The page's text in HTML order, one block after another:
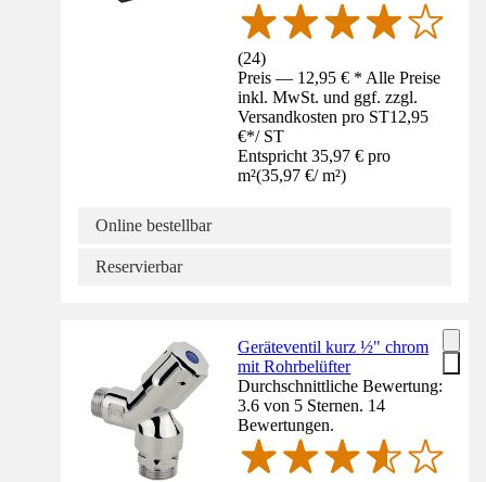
(24)
Preis — 12,95 € * Alle Preise
inkl. MwSt. und ggf. zzgl.
Versandkosten pro ST12,95
€*/ ST
Entspricht 35,97 € pro
m²(35,97 €/ m²)
Online bestellbar
Reservierbar
Geräteventil kurz ½" chrom
mit Rohrbelüfter
Durchschnittliche Bewertung:
3.6 von 5 Sternen. 14
Bewertungen.